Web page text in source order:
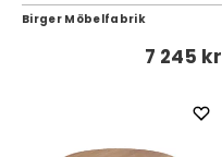
Birger Möbelfabrik
7 245 kr